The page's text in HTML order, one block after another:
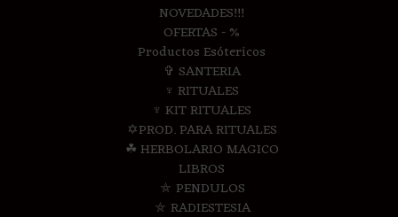
NOVEDADES!!!
OFERTAS - %
Productos Esótericos
✞ SANTERIA
♆ RITUALES
♆ KIT RITUALES
✡PROD. PARA RITUALES
☘ HERBOLARIO MAGICO
LIBROS
⛤ PENDULOS
⛤ RADIESTESIA